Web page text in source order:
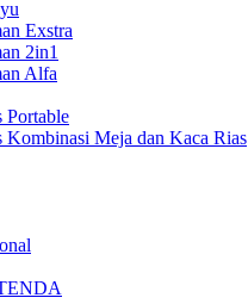
Exstra
2in1
Alfa
Portable
Kombinasi Meja dan Kaca Rias